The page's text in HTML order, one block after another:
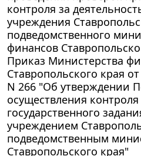
контроля за
учреждения
подведомственного
финансов
Приказ Министерства
Ставропольского края
N 266 "Об утверждении
осуществления
государственного
учреждением
подведомственным
Ставропольского края"